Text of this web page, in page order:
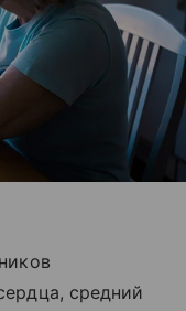
средний